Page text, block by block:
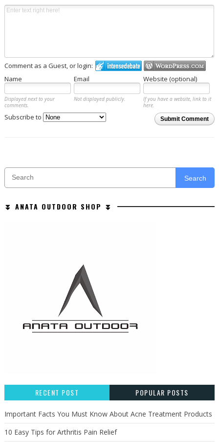
Comment as a Guest, or login:
Name
Email Website (optional)
Displayed next to your
comments.
Not displayed publicly.
If you have a website, link to it
here.
Submit Comment
Subscribe to
Search
⏬ ANATA OUTDOOR SHOP ⏬
RECENT POST POPULAR POSTS
Important Facts You Must Know About Acne Treatment Products
10 Easy Tips for Arthritis Pain Relief